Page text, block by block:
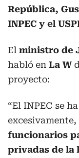
República,
INPEC y el
El ministro de
habló en La W
proyecto:
“El INPEC se
excesivamente,
funcionarios
privadas de la